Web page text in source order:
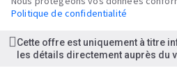
Politique de confidentialité
Cette offre est uniquement à titre
les détails directement auprès du